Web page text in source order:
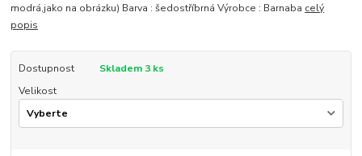
modrá,jako na obrázku) Barva : šedostříbrná Výrobce : Barnaba celý
popis
Dostupnost
Skladem 3 ks
Velikost